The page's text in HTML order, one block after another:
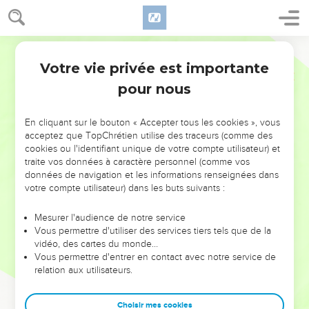
NE MANQUEZ PAS L’ÉVÉNEMENT
DE L’ANNÉE !
ET SI LEURS ERREURS POUVAIENT VOUS ÉVITER LES
VOTRES ?
leur foi ou leur vision. Mais on voit moins les doutes, les erreurs
et les saisons difficiles qu'ils ont traversés, alors même que ce
sont elles qui les ont façonnés.
Dans cette conférence, leaders, entrepreneurs, et responsables
clés pour avancer avec plus de sagesse afin que leurs erreurs
Votre vie privée est importante
pour nous
En cliquant sur le bouton « Accepter tous les cookies », vous
acceptez que TopChrétien utilise des traceurs (comme des
cookies ou l'identifiant unique de votre compte utilisateur) et
traite vos données à caractère personnel (comme vos
données de navigation et les informations renseignées dans
votre compte utilisateur) dans les buts suivants :
Mesurer l'audience de notre service
Vous permettre d'utiliser des services tiers tels que de la
vidéo, des cartes du monde…
Vous permettre d'entrer en contact avec notre service de
relation aux utilisateurs.
Choisir mes cookies